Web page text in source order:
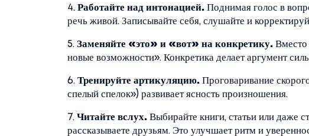
4. Работайте над интонацией. Поднимая голос в
речь живой. Записывайте себя, слушайте и
5. Заменяйте «это» и «вот» на конкретику. Вместо
новые возможности». Конкретика делает аргумент
6. Тренируйте артикуляцию. Проговаривание
спелый спелок») развивает ясность произношения.
7. Читайте вслух. Выбирайте книги, статьи или даже
рассказываете друзьям. Это улучшает ритм и